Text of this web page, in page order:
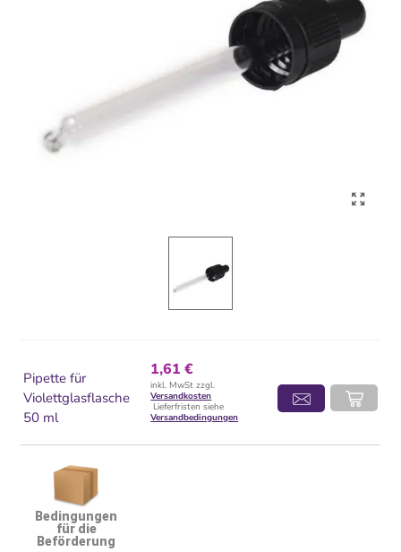
Pipette für
Violettglasflasche
50 ml
1,61 €
inkl. MwSt zzgl.
Versandkosten
Lieferfristen siehe
Versandbedingungen
Bedingungen
für die
Beförderung